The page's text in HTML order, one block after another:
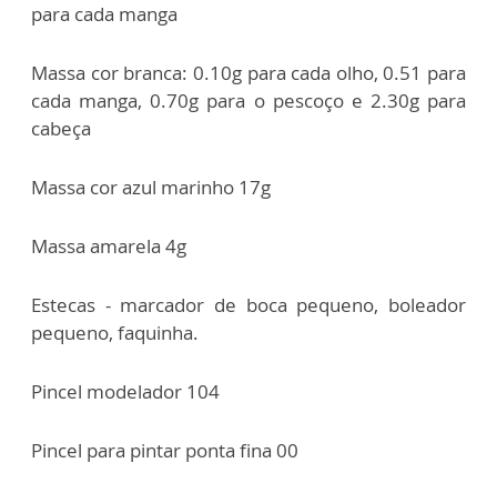
para cada manga
Massa cor branca: 0.10g para cada olho, 0.51 para
cada manga, 0.70g para o pescoço e 2.30g para
cabeça
Massa cor azul marinho 17g
Massa amarela 4g
Estecas - marcador de boca pequeno, boleador
pequeno, faquinha.
Pincel modelador 104
Pincel para pintar ponta fina 00